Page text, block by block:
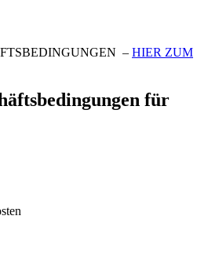
– HIER ZUM
für